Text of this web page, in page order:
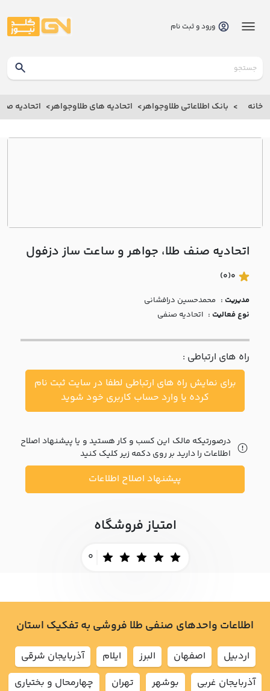
بانک
بانک
اطلاعاتی
درباره
با ما
مقالات
اخبار
پرسش
متداول
خواست
ورود و ثبت نام
خانه بانک اطلاعاتی طلاوجواهر اتحادیه های طلاوجواهر اتحادیه
اتحادیه صنف طلا، جواهر و ساعت ساز دزفول
0
(0)
مدیریت : محمدحسین درافشانی
نوع فعالیت : اتحادیه صنفی
راه های ارتباطی :
برای نمایش راه های ارتباطی لطفا در سایت ثبت نام
کرده یا وارد حساب کاربری خود شوید
درصورتیکه مالک این کسب و کار هستید و یا پیشنهاد اصلاح
اطلاعات را دارید بر روی دکمه زیر کلیک کنید
پیشنهاد اصلاح اطلاعات
امتیاز فروشگاه
0
اطلاعات واحدهای صنفی طلا فروشی به تفکیک استان
اردبيل اصفهان البرز ايلام
آذربايجان شرقي
آذربايجان غربي
بوشهر تهران
چهارمحال و بختياري